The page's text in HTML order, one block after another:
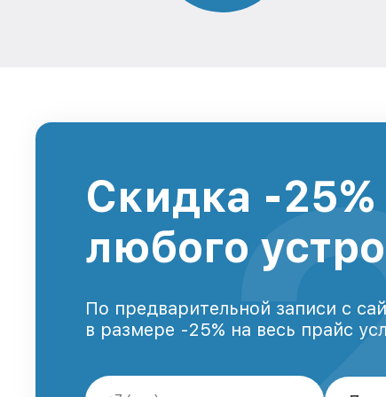
Скидка -
любого
По предварительной записи с
в размере -25% на весь прайс